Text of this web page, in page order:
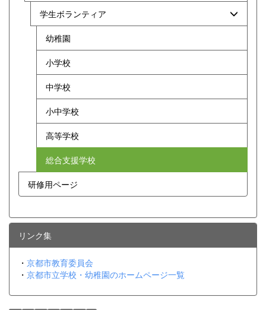
学生ボランティア
幼稚園
小学校
中学校
小中学校
高等学校
総合支援学校
研修用ページ
リンク集
・ 京都市教育委員会
・ 京都市立学校・幼稚園のホームページ一覧